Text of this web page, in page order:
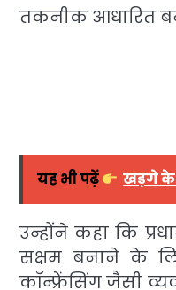
तकनीक आधारित
यह भी पढ़ें खड़गे के
उन्होंने कहा कि
सक्षम बनाने के
कॉन्फ्रेंसिंग जैसी